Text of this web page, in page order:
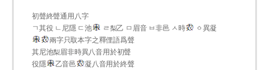
初聲終聲通用八字
ㄱ其役 ㄴ尼隱 ㄷ池
ㄹ梨乙 ㅁ眉音 ㅂ非邑 ㅅ時
ㆁ異凝
兩字只取本字之釋俚語爲聲
其尼池梨眉非時異八音用於初聲
役隱
乙音邑 凝八音用於終聲